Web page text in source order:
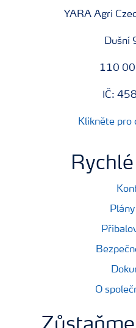
YARA Agri
Dušní
110 00
IČ:
Klikněte pro
O